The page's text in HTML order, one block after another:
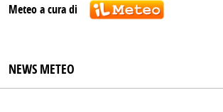
Meteo a cura di
NEWS METEO